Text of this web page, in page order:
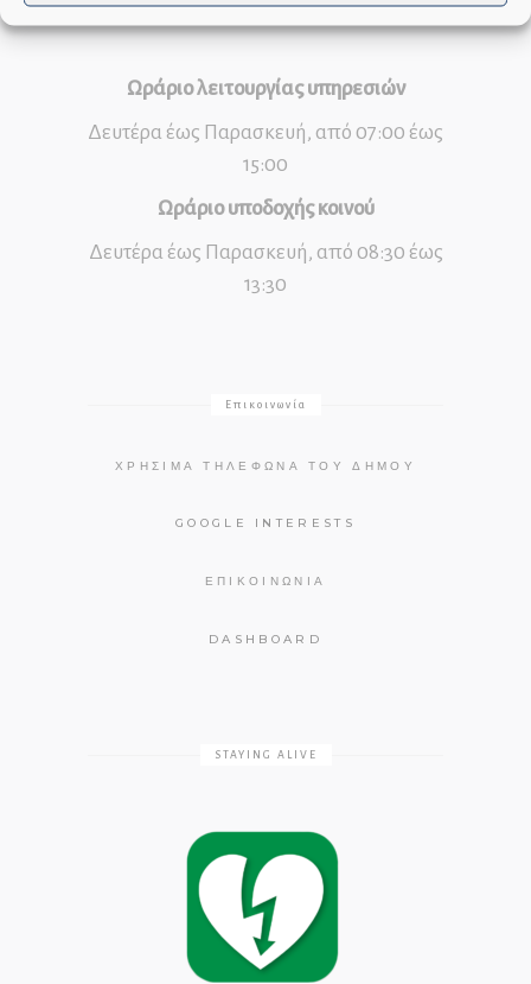
Ωράριο λειτουργίας υπηρεσιών
Δευτέρα έως Παρασκευή, από 07:00 έως
15:00
Ωράριο υποδοχής κοινού
Δευτέρα έως Παρασκευή, από 08:30 έως
13:30
Επικοινωνία
ΧΡΉΣΙΜΑ ΤΗΛΈΦΩΝΑ ΤΟΥ ΔΉΜΟΥ
GOOGLE INTERESTS
ΕΠΙΚΟΙΝΩΝΊΑ
DASHBOARD
STAYING ALIVE